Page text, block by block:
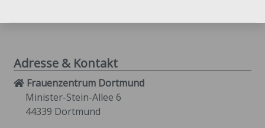
Adresse & Kontakt
Frauenzentrum Dortmund
Minister-Stein-Allee 6
44339 Dortmund